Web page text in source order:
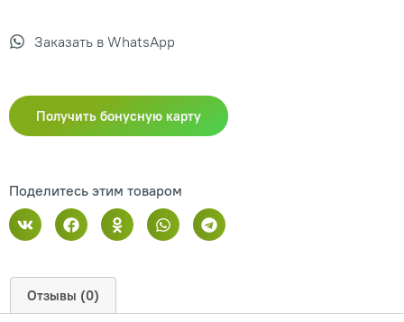
Заказать в WhatsApp
Получить бонусную карту
Поделитесь этим товаром
Отзывы (0)